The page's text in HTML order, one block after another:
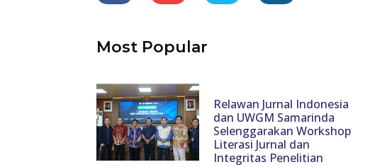
Most Popular
Relawan Jurnal Indonesia
dan UWGM Samarinda
Selenggarakan Workshop
Literasi Jurnal dan
Integritas Penelitian